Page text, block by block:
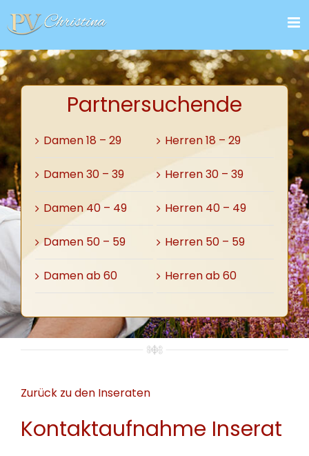
Inhalt
springen
Partnersuchende
Damen 18 – 29
Damen 30 – 39
Damen 40 – 49
Damen 50 – 59
Damen ab 60
Herren 18 – 29
Herren 30 – 39
Herren 40 – 49
Herren 50 – 59
Herren ab 60
Zurück zu den Inseraten
Kontaktaufnahme Inserat